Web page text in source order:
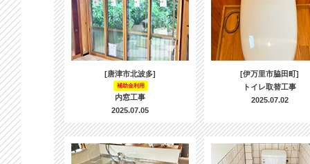
[唐津市北波多]
補助金利用
内窓工事
2025.07.05
[伊万里市脇田町]
トイレ取替工事
2025.07.02